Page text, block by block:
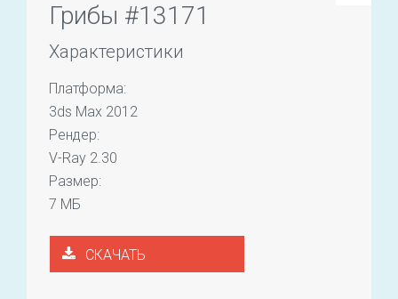
Грибы #13171
Характеристики
Платформа:
3ds Max 2012
Рендер:
V-Ray 2.30
Размер:
7 МБ
СКАЧАТЬ